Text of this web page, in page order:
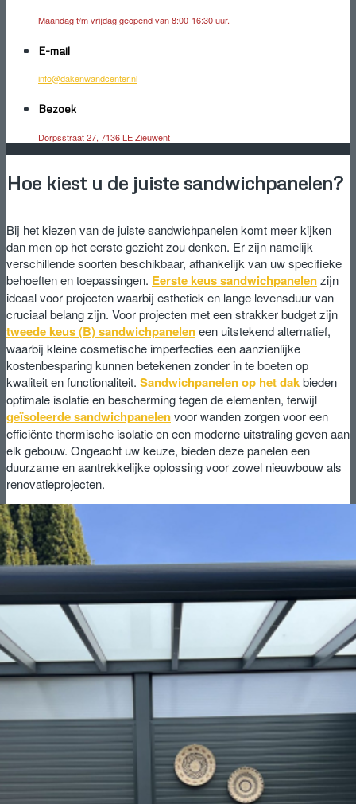
Maandag t/m vrijdag geopend van 8:00-16:30 uur.
E-mail
info@dakenwandcenter.nl
Bezoek
Dorpsstraat 27, 7136 LE Zieuwent
Hoe kiest u de juiste sandwichpanelen?
Bij het kiezen van de juiste sandwichpanelen komt meer kijken
dan men op het eerste gezicht zou denken. Er zijn namelijk
verschillende soorten beschikbaar, afhankelijk van uw specifieke
behoeften en toepassingen. Eerste keus sandwichpanelenzijn
ideaal voor projecten waarbij esthetiek en lange levensduur van
cruciaal belang zijn. Voor projecten met een strakker budget zijn
tweede keus (B) sandwichpaneleneen uitstekend alternatief,
waarbij kleine cosmetische imperfecties een aanzienlijke
kostenbesparing kunnen betekenen zonder in te boeten op
kwaliteit en functionaliteit. Sandwichpanelen op het dakbieden
optimale isolatie en bescherming tegen de elementen, terwijl
geïsoleerde sandwichpanelenvoor wanden zorgen voor een
efficiënte thermische isolatie en een moderne uitstraling geven aan
elk gebouw. Ongeacht uw keuze, bieden deze panelen een
duurzame en aantrekkelijke oplossing voor zowel nieuwbouw als
renovatieprojecten.